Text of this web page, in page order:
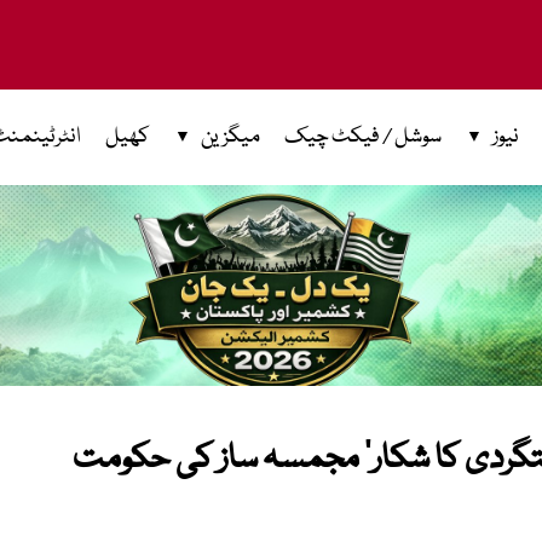
نیوز سوشل / فیکٹ چیک میگزین کھیل
کا شکار‘ مجمسہ ساز کی حکومت